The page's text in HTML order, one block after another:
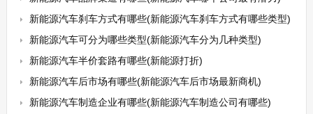
新能源汽车刹车方式有哪些(新能源汽车刹车方式有哪些类型)
新能源汽车可分为哪些类型(新能源汽车分为几种类型)
新能源汽车半价套路有哪些(新能源打折)
新能源汽车后市场有哪些(新能源汽车后市场最新商机)
新能源汽车制造企业有哪些(新能源汽车制造公司有哪些)